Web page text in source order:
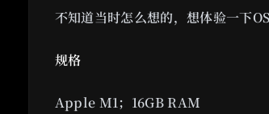
不知道当时怎么想的，想体验一下
规格
Apple M1；16GB RAM